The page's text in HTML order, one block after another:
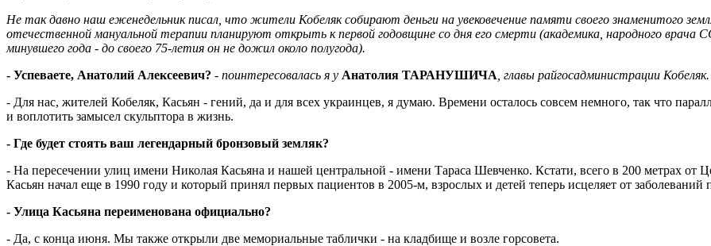
Не так давно наш еженедельник писал, что жители Кобеляк собирают деньги на увековечение памяти своего знаменитого
отечественной мануальной терапии планируют открыть к первой годовщине со дня его смерти (академика, народного врача
минувшего года - до своего 75-летия он не дожил около полугода).
- Успеваете, Анатолий Алексеевич? - поинтересовалась я у Анатолия ТАРАНУШИЧА , главы райгосадминистрации Кобеляк.
- Для нас, жителей Кобеляк, Касьян - гений, да и для всех украинцев, я думаю. Времени осталось совсем немного, так что
и воплотить замысел скульптора в жизнь.
- Где будет стоять ваш легендарный бронзовый земляк?
- На пересечении улиц имени Николая Касьяна и нашей центральной - имени Тараса Шевченко. Кстати, всего в 200 метрах от
Касьян начал еще в 1990 году и который принял первых пациентов в 2005-м, взрослых и детей теперь исцеляет от
- Улица Касьяна переименована официально?
- Да, с конца июня. Мы также открыли две мемориальные таблички - на кладбище и возле горсовета.